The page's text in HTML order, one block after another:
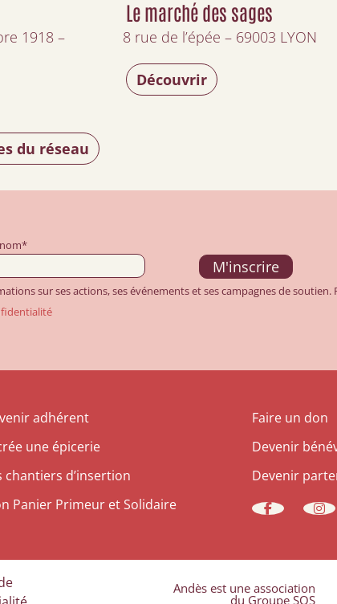
1918 –
Le marché des sages
8 rue de l’épée – 69003 LYON
Découvrir
du réseau
sur ses actions, ses événements et ses campagnes de soutien.
adhérent
une épicerie
chantiers d’insertion
Panier Primeur et Solidaire
Faire un don
Devenir
Devenir
Andès est une association
du Groupe SOS